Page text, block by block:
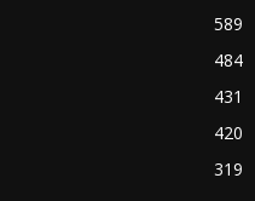
589
484
431
420
319